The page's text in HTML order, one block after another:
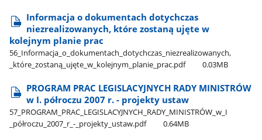
Informacja o dokumentach dotychczas
niezrealizowanych, które zostaną ujęte w
kolejnym planie prac
56​_Informacja​_o​_dokumentach​_dotychczas​_niezrealizowanych,​
_które​_zostaną​_ujęte​_w​_kolejnym​_planie​_prac.pdf
0.03MB
PROGRAM PRAC LEGISLACYJNYCH RADY MINISTRÓW
w I. półroczu 2007 r. - projekty ustaw
57​_PROGRAM​_PRAC​_LEGISLACYJNYCH​_RADY​_MINISTRÓW​_w​_I​
_półroczu​_2007​_r​_-​_projekty​_ustaw.pdf
0.64MB